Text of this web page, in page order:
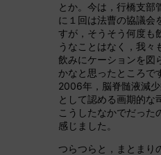
とか。今は，行橋支部
に１回は法曹の協議会
すが，そうそう何度も
うなことはなく，我々
飲みにケーションを図
かなと思ったところで
2006年，脳脊髄液減
として認める画期的な
こうしたなかでだった
感じました。
つらつらと，まとまり